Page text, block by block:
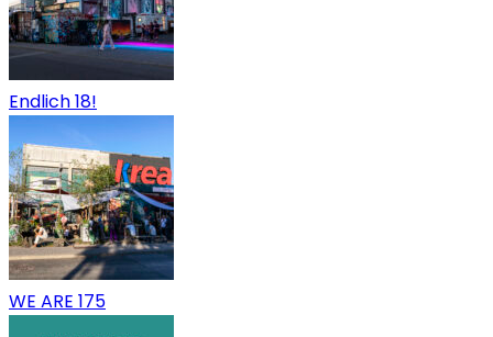
Endlich 18!
WE ARE 175